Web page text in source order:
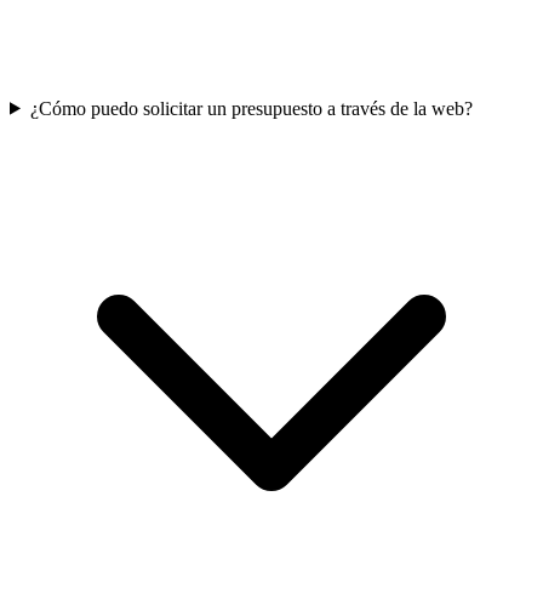
¿Cómo puedo solicitar un presupuesto a través de la web?